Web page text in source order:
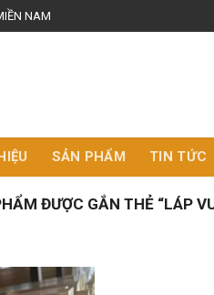
NAM
SẢN PHẨM TIN TỨC
ĐƯỢC GẮN THẺ “LÁP